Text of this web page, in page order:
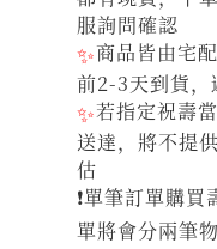
服詢問確認
✨商品皆由宅
前2-3天到貨，
✨若指定祝壽
送達，將不提
估
❗單筆訂單購
單將會分兩筆物